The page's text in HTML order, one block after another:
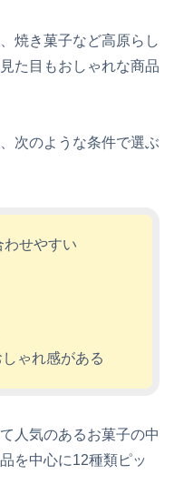
焼き菓子など高原らし
た目もおしゃれな商品
次のような条件で選ぶ
わせやすい
ゃれ感がある
人気のあるお菓子の中
を中心に12種類ピッ